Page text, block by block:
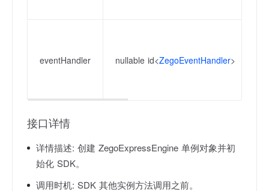
eventHandler nullable id<ZegoEventHandler>
接口详情
详情描述: 创建 ZegoExpressEngine 单例对象并初
始化 SDK。
调用时机: SDK 其他实例方法调用之前。